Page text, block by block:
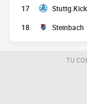
17
18 Steinbach
TU